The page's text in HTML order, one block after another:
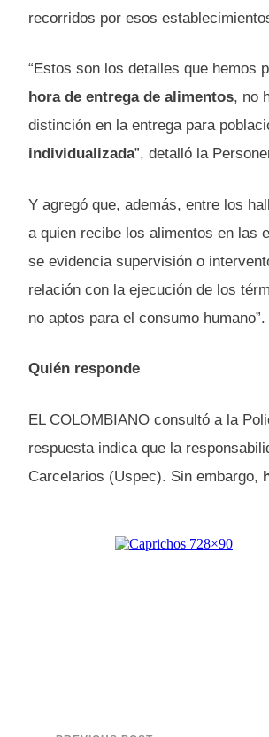
recorridos por esos
“Estos son los detalles que hemos
hora de entrega de alimentos, no
distinción en la entrega para
individualizada”, detalló la
Y agregó que, además, entre los
a quien recibe los alimentos en las
se evidencia supervisión o
relación con la ejecución de los
no aptos para el consumo humano”.
Quién responde
EL COLOMBIANO consultó a la
respuesta indica que la
Carcelarios (Uspec). Sin embargo,